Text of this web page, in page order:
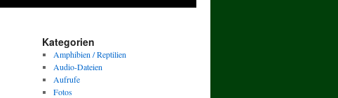
Kategorien
Amphibien / Reptilien
Audio-Dateien
Aufrufe
Fotos